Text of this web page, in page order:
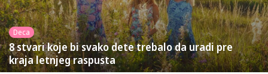
Deca
8 stvari koje bi svako dete trebalo da uradi pre
kraja letnjeg raspusta